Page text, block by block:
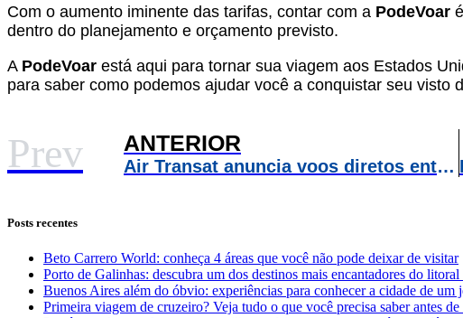
Com o aumento iminente das tarifas, contar com a PodeVoar
dentro do planejamento e orçamento previsto.
A PodeVoar está aqui para tornar sua viagem aos Estados
para saber como podemos ajudar você a conquistar seu visto
Prev ANTERIOR
Air Transat anuncia voos diretos entre Brasil e Canadá a partir de 2026
Posts recentes
Beto Carrero World: conheça 4 áreas que você não pode deixar de visitar
Porto de Galinhas: descubra um dos destinos mais encantadores do
Buenos Aires além do óbvio: experiências para conhecer a cidade de um
Primeira viagem de cruzeiro? Veja tudo o que você precisa saber antes de